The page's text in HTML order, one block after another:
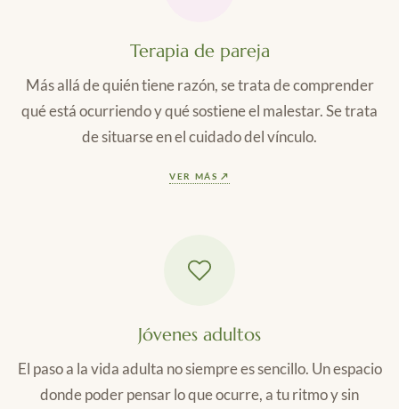
Terapia de pareja
Más allá de quién tiene razón, se trata de comprender
qué está ocurriendo y qué sostiene el malestar. Se trata
de situarse en el cuidado del vínculo.
VER MÁS ↗
Jóvenes adultos
El paso a la vida adulta no siempre es sencillo. Un espacio
donde poder pensar lo que ocurre, a tu ritmo y sin